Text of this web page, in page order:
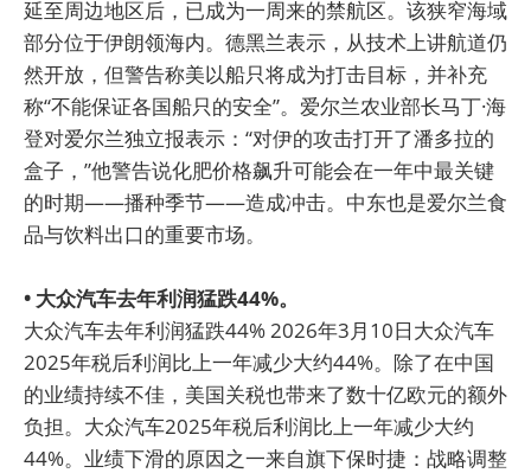
延至周边地区后，已成为一周来的禁航区。该狭窄海域
部分位于伊朗领海内。德黑兰表示，从技术上讲航道仍
然开放，但警告称美以船只将成为打击目标，并补充
称“不能保证各国船只的安全”。爱尔兰农业部长马丁·海
登对爱尔兰独立报表示：“对伊的攻击打开了潘多拉的
盒子，”他警告说化肥价格飙升可能会在一年中最关键
的时期——播种季节——造成冲击。中东也是爱尔兰食
品与饮料出口的重要市场。
• 大众汽车去年利润猛跌44%。
大众汽车去年利润猛跌44% 2026年3月10日大众汽车
2025年税后利润比上一年减少大约44%。除了在中国
的业绩持续不佳，美国关税也带来了数十亿欧元的额外
负担。大众汽车2025年税后利润比上一年减少大约
44%。业绩下滑的原因之一来自旗下保时捷：战略调整